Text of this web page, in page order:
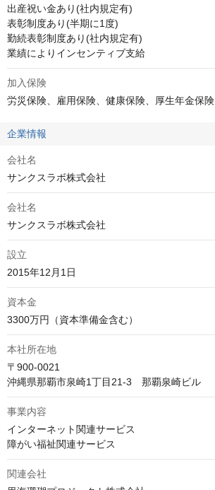
出産祝い金あり(社内規定有)
表彰制度あり(半期に1度)
勤続表彰制度あり(社内規定有)
業績によりインセンティブ支給
加入保険
労災保険、雇用保険、健康保険、厚生年金保険
企業情報
会社名
サンクスラボ株式会社
会社名
サンクスラボ株式会社
設立
2015年12月1日
資本金
3300万円（資本準備金含む）
本社所在地
〒900-0021
沖縄県那覇市泉崎1丁目21-3　那覇泉崎ビル
事業内容
インターネット関連サービス
障がい福祉関連サービス
関連会社